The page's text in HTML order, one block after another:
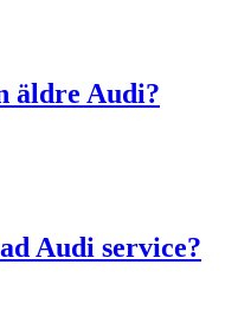
äldre Audi?
Audi service?